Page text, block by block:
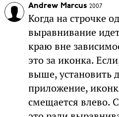
Andrew Marcus 2007
Когда на строчке
выравнивание
краю вне
это за иконка.
выше, установить
приложение,
смещается влево.